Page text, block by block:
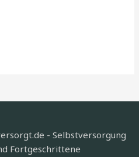
- Selbstversorgung
Fortgeschrittene